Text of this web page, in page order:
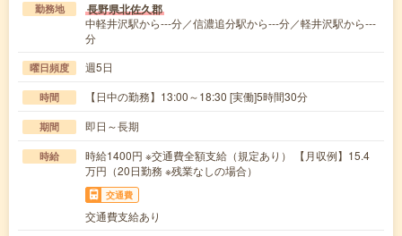
勤務地 長野県北佐久郡
中軽井沢駅から---分／信濃追分駅から---分／軽井沢駅から---
分
曜日頻度 週5日
時間 【日中の勤務】13:00～18:30 [実働]5時間30分
期間 即日～長期
時給
時給1400円 ※交通費全額支給（規定あり） 【月収例】15.4
万円（20日勤務 ※残業なしの場合）
交通費
交通費支給あり